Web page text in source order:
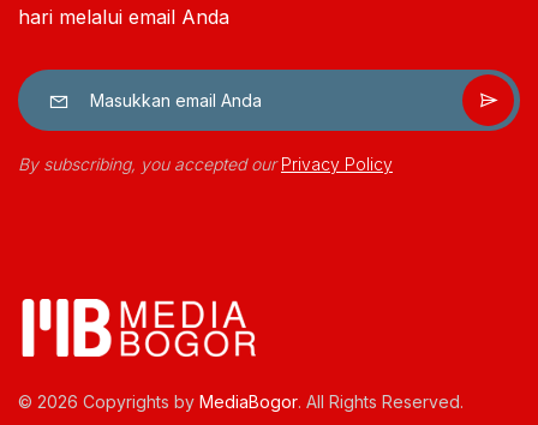
hari melalui email Anda
By subscribing, you accepted ourPrivacy Policy
© 2026 Copyrights by MediaBogor. All Rights Reserved.